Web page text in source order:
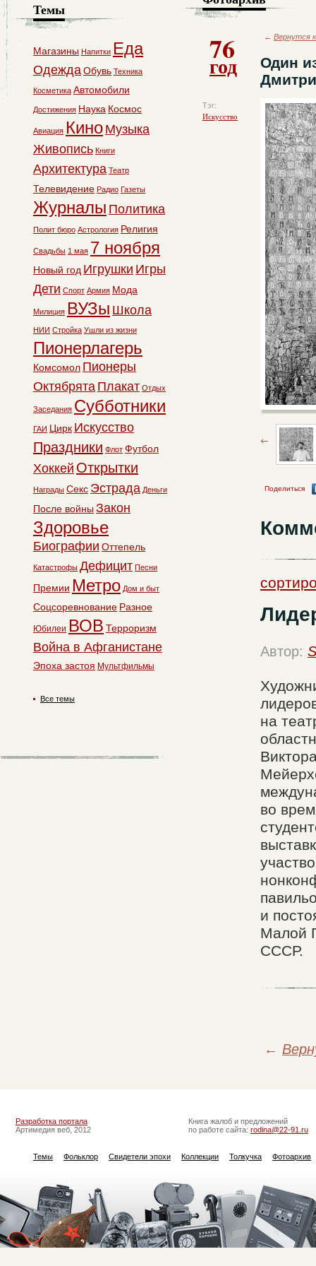
76
год
Тэг:
Искусство
← Вернутся
Один
Поделиться
Автор:
на
во
и
Малой
СССР.
←
Темы
Магазины Напитки Еда
ОдеждаОбувь Техника
Косметика Автомобили
Достижения Наука Космос
Авиация Кино Музыка
Живопись Книги
Архитектура Театр
Телевидение Радио Газеты
Журналы Политика
Полит бюро Астрология Религия
Свадьбы 1 мая 7 ноября
Новый год Игрушки Игры
Дети Спорт Армия Мода
Милиция ВУЗы Школа
НИИ Стройка Ушли из жизни
Пионерлагерь
Комсомол Пионеры
Октябрята Плакат Отдых
Заседания Субботники
ГАИ Цирк Искусство
Праздники Флот Футбол
Хоккей Открытки
Награды Секс Эстрада Деньги
После войны Закон
Здоровье
Биографии Оттепель
Катастрофы Дефицит Песни
Премии Метро Дом и быт
Соцсоревнование Разное
Юбилеи ВОВ Терроризм
Война в Афганистане
Эпоха застоя Мультфильмы
Все темы
Разработка портала
Артимедия веб, 2012
Книга жалоб и предложений
по работе сайта: rodina@22-91.ru
Темы Фольклор Свидетели эпохи Коллекции Толкучка Фотоархив